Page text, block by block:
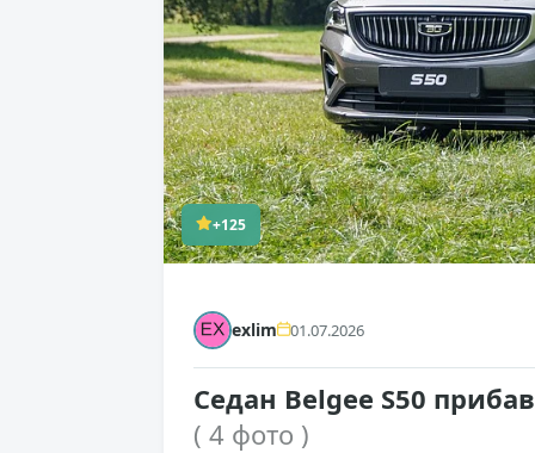
+125
exlim 01.07.2026
Седан Belgee S50
( 4 фото )